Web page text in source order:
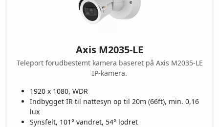
Axis M2035-LE
Teleport forudbestemt kamera baseret på Axis M2035-LE
IP-kamera.
1920 x 1080, WDR
Indbygget IR til nattesyn op til 20m (66ft), min. 0,16
lux
Synsfelt, 101° vandret, 54° lodret